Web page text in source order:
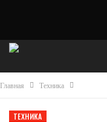
Главная Техника
ТЕХНИКА